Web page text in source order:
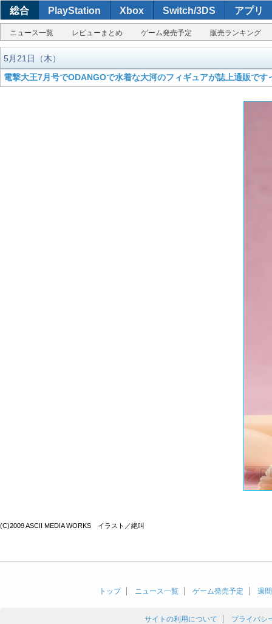
総合 PlayStation Xbox Switch/3DS アプリ
ニュース一覧 レビューまとめ ゲーム発売予定 販売ランキング
5月21日（木）
電撃大王7月号でODANGOで水着な大河のフィギュアが誌上通販です
(C)2009 ASCII MEDIA WORKS イラスト／絶叫
トップ ニュース一覧 ゲーム発売予定 週
サイトの利用について プライバシ